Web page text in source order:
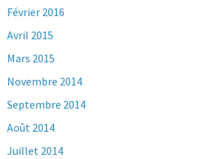
Février 2016
Avril 2015
Mars 2015
Novembre 2014
Septembre 2014
Août 2014
Juillet 2014